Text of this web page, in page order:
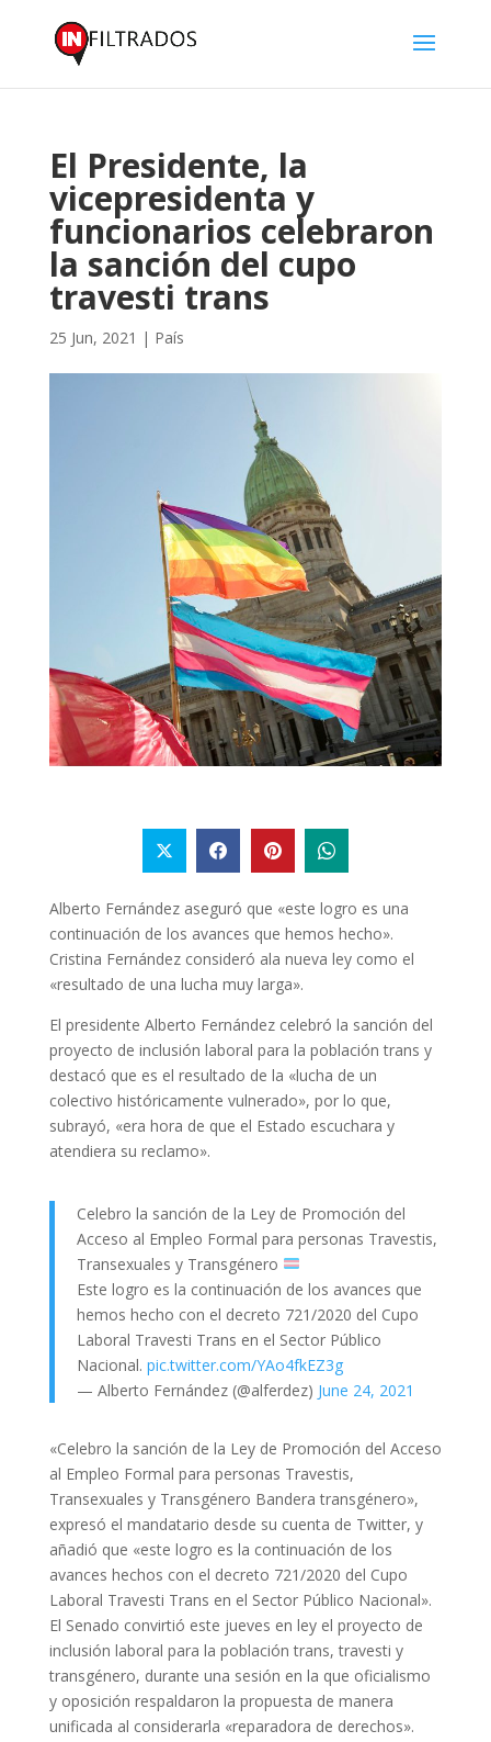
El Presidente, la
vicepresidenta y
funcionarios celebraron
la sanción del cupo
travesti trans
25 Jun, 2021 | País
Alberto Fernández aseguró que «este logro es una
continuación de los avances que hemos hecho».
Cristina Fernández consideró ala nueva ley como el
«resultado de una lucha muy larga».
El presidente Alberto Fernández celebró la sanción del
proyecto de inclusión laboral para la población trans y
destacó que es el resultado de la «lucha de un
colectivo históricamente vulnerado», por lo que,
subrayó, «era hora de que el Estado escuchara y
atendiera su reclamo».
Celebro la sanción de la Ley de Promoción del
Acceso al Empleo Formal para personas Travestis,
Transexuales y Transgénero
Este logro es la continuación de los avances que
hemos hecho con el decreto 721/2020 del Cupo
Laboral Travesti Trans en el Sector Público
Nacional. pic.twitter.com/YAo4fkEZ3g
— Alberto Fernández (@alferdez) June 24, 2021
«Celebro la sanción de la Ley de Promoción del Acceso
al Empleo Formal para personas Travestis,
Transexuales y Transgénero Bandera transgénero»,
expresó el mandatario desde su cuenta de Twitter, y
añadió que «este logro es la continuación de los
avances hechos con el decreto 721/2020 del Cupo
Laboral Travesti Trans en el Sector Público Nacional».
El Senado convirtió este jueves en ley el proyecto de
inclusión laboral para la población trans, travesti y
transgénero, durante una sesión en la que oficialismo
y oposición respaldaron la propuesta de manera
unificada al considerarla «reparadora de derechos».